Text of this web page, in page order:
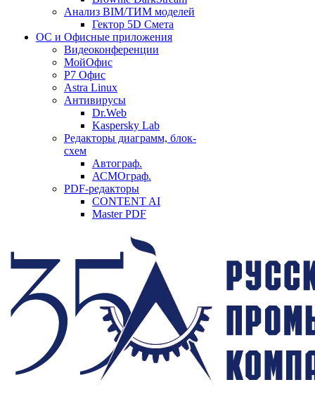
Анализ BIM/ТИМ моделей
Гектор 5D Смета
ОС и Офисные приложения
Видеоконференции
МойОфис
P7 Офис
Astra Linux
Антивирусы
Dr.Web
Kaspersky Lab
Редакторы диаграмм, блок-
схем
Автограф.
АСМОграф.
PDF-редакторы
CONTENT AI
Master PDF